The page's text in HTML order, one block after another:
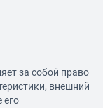
за собой право
внешний
его